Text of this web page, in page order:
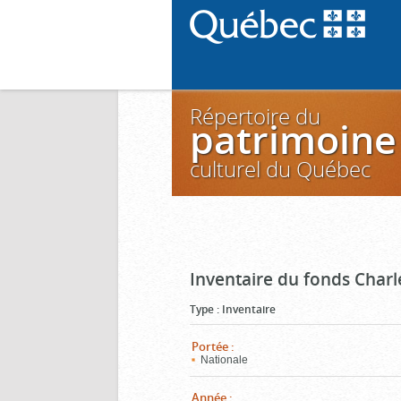
Répertoire du
patrimoine
culturel du Québec
Inventaire du fonds
Type : Inventaire
Portée :
Nationale